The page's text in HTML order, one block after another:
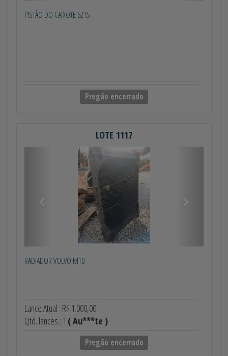
PISTÃO DO CAIXOTE 621S
Pregão encerrado
LOTE 1117
RADIADOR VOLVO M10
Lance Atual : R$ 1.000,00
Qtd. lances : 1 ( Au***te )
Pregão encerrado